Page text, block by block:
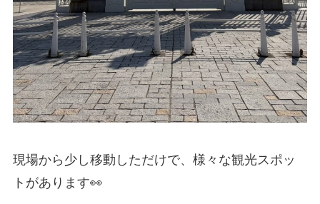
現場から少し移動しただけで、様々な観光スポッ
トがあります👀